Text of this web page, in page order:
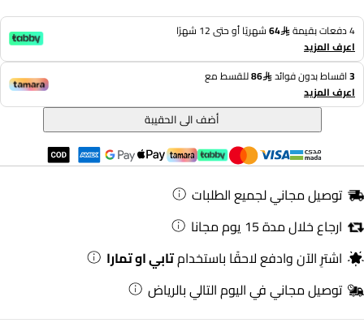
4 دفعات بقيمة 64شهريًا أو حتى 12 شهرًا
اعرف المزيد
3اقساط بدون فوائد 86للقسط مع
اعرف المزيد
أضف الى الحقيبة
توصيل مجاني لجميع الطلبات
ارجاع خلال مدة 15 يوم مجانا
اشترِ الآن وادفع لاحقًا باستخدامتابي او تمارا
توصيل مجاني في اليوم التالي بالرياض